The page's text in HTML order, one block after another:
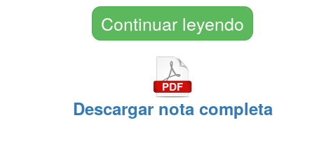
Continuar leyendo
Descargar nota completa